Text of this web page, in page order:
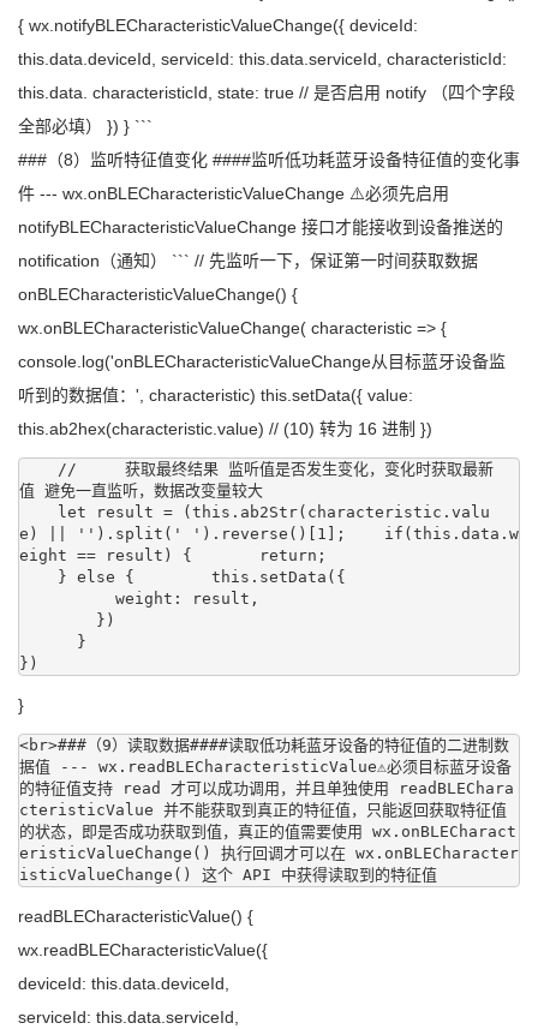
{ wx.notifyBLECharacteristicValueChange({ deviceId:
this.data.deviceId, serviceId: this.data.serviceId, characteristicId:
this.data. characteristicId, state: true // 是否启用 notify （四个字段
全部必填） }) } ```
###（8）监听特征值变化 ####监听低功耗蓝牙设备特征值的变化事
件 --- wx.onBLECharacteristicValueChange ⚠️必须先启用
notifyBLECharacteristicValueChange 接口才能接收到设备推送的
notification（通知） ``` // 先监听一下，保证第一时间获取数据
onBLECharacteristicValueChange() {
wx.onBLECharacteristicValueChange( characteristic => {
console.log('onBLECharacteristicValueChange从目标蓝牙设备监
听到的数据值：', characteristic) this.setData({ value:
this.ab2hex(characteristic.value) // (10) 转为 16 进制 })
//     获取最终结果 监听值是否发生变化，变化时获取最新
值 避免一直监听，数据改变量较大
let result = (this.ab2Str(characteristic.valu
e) || '').split(' ').reverse()[1];    if(this.data.w
eight == result) {       return;
} else {        this.setData({
weight: result,
})
}
})
}
<br>###（9）读取数据####读取低功耗蓝牙设备的特征值的二进制数
据值 --- wx.readBLECharacteristicValue⚠️必须目标蓝牙设备
的特征值支持 read 才可以成功调用，并且单独使用 readBLEChara
cteristicValue 并不能获取到真正的特征值，只能返回获取特征值
的状态，即是否成功获取到值，真正的值需要使用 wx.onBLECharact
eristicValueChange() 执行回调才可以在 wx.onBLECharacter
isticValueChange() 这个 API 中获得读取到的特征值
readBLECharacteristicValue() {
wx.readBLECharacteristicValue({
deviceId: this.data.deviceId,
serviceId: this.data.serviceId,